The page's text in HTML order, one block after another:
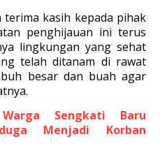
terima kasih kepada pihak
penghijauan ini terus
lingkungan yang sehat
telah ditanam di rawat
besar dan buah agar
Sengkati Baru
Menjadi Korban